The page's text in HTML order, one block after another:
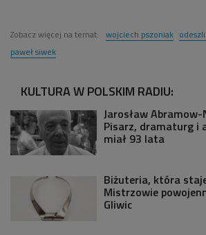
Zobacz więcej na temat: wojciech pszoniak
paweł siwek
KULTURA W POLSKIM RADIU:
Jarosław
Pisarz, dramaturg i
miał 93 lata
Biżuteria, która
Mistrzowie
Gliwic